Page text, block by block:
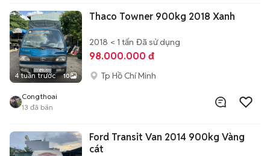
4 tuần trước 10
Thaco Towner 900kg 2018 Xanh
2018 < 1 tấn Đã sử dụng
98.000.000 đ
Tp Hồ Chí Minh
Congthoai
13 đã bán
Ford Transit Van 2014 900kg Vàng
cát